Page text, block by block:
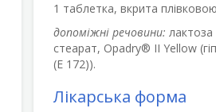
1 таблетка, вкрита
допоміжні речовини:
стеарат, Opadry® ІІ Yellow
(Е 172)).
Лікарська форма